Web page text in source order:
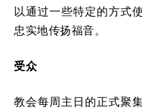
以通过一些特定的方式
忠实地传扬福音。
受众
教会每周主日的正式聚